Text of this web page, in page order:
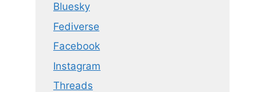
Bluesky
Fediverse
Facebook
Instagram
Threads